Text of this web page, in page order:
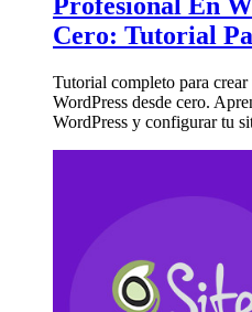
Profesional En
Cero: Tutorial
Tutorial completo para
WordPress desde cero.
WordPress y configurar tu